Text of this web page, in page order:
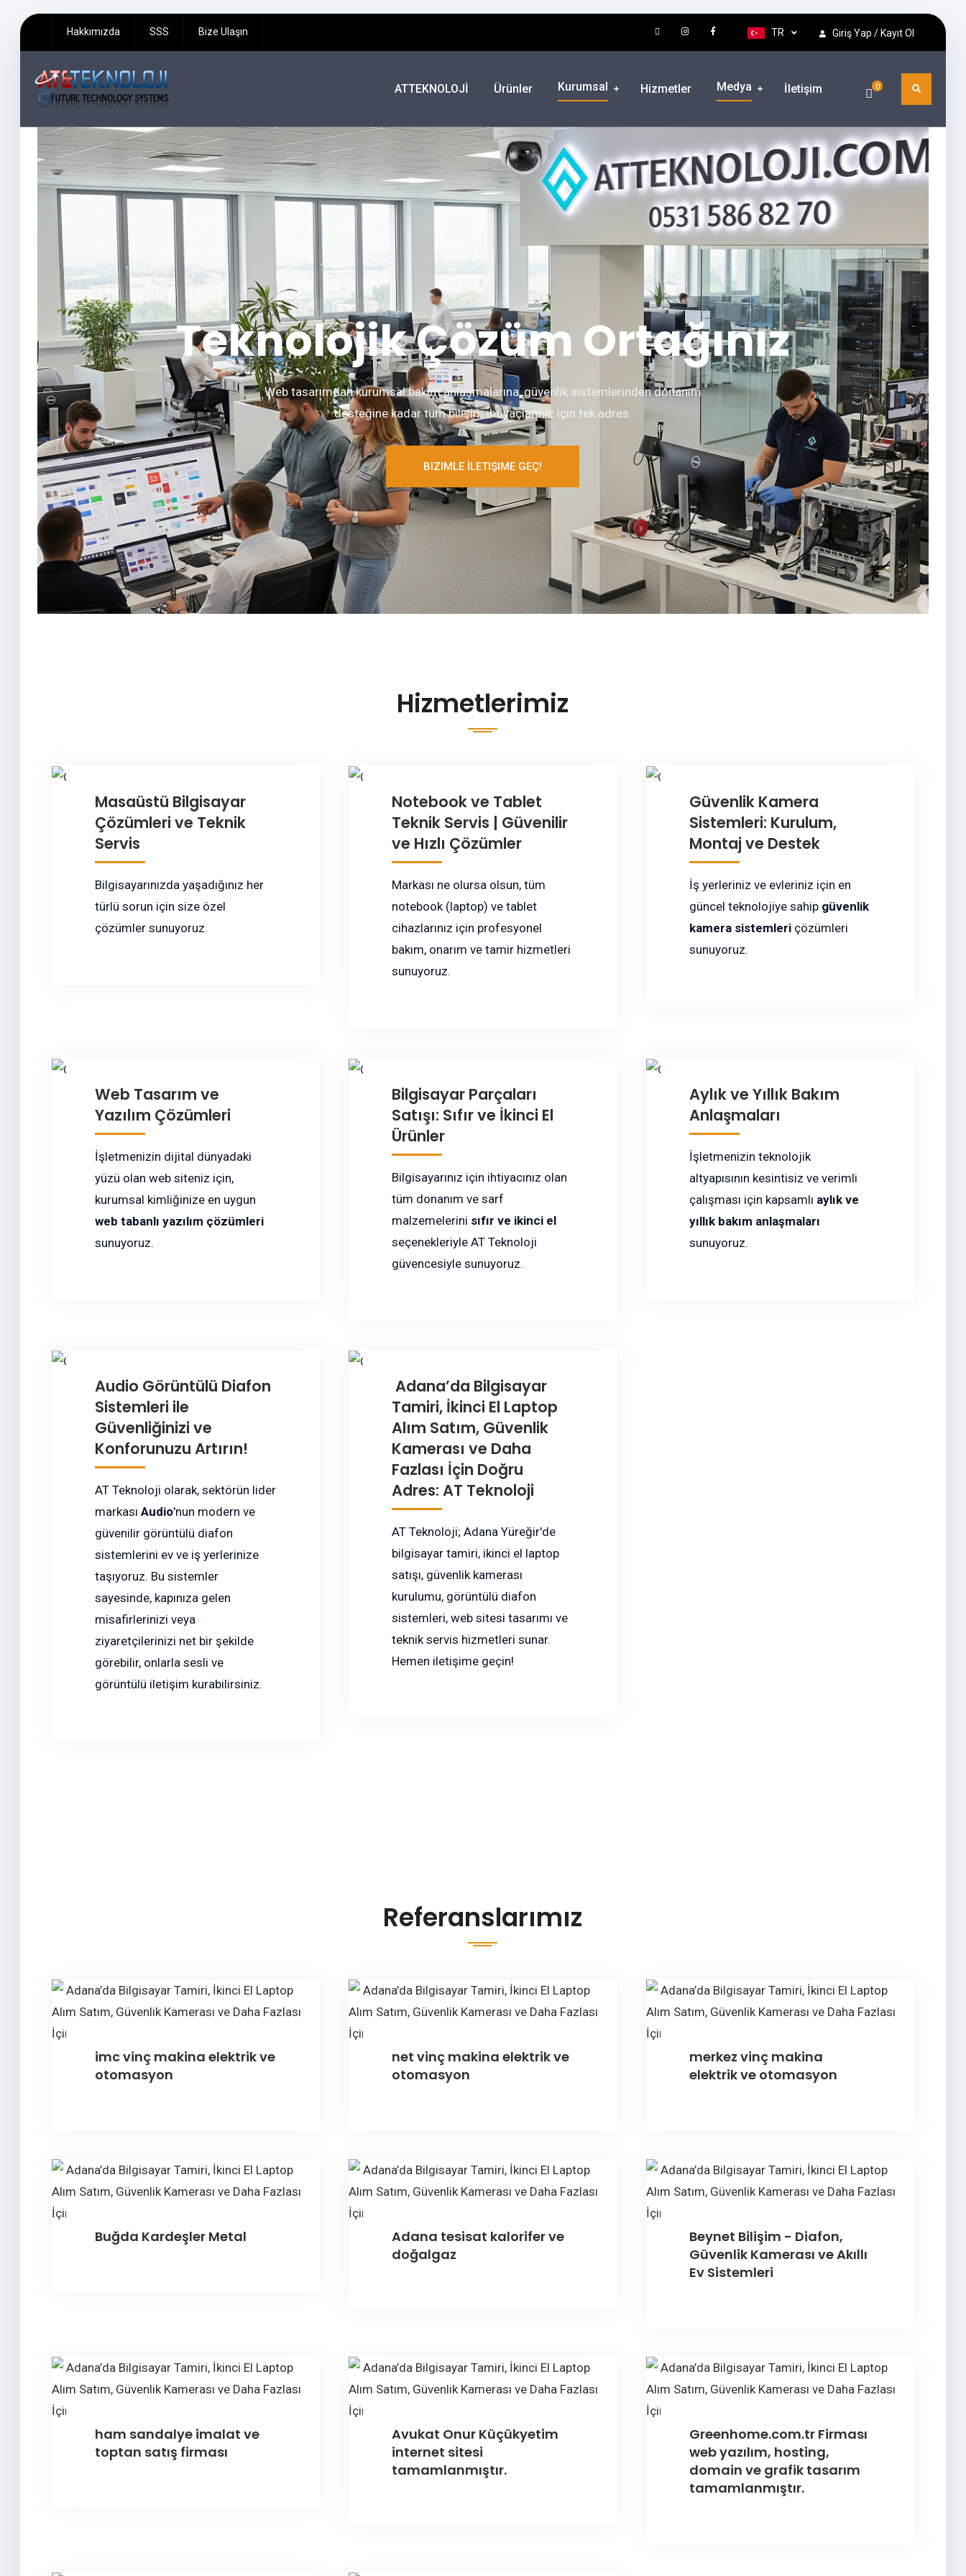
Hakkımızda SSS Bize Ulaşın TR Giriş Yap / Kayıt Ol
ATTEKNOLOJİ Ürünler Kurumsal Hizmetler Medya İletişim 0
Teknolojik Çözüm Ortağınız
Web tasarımdan kurumsal bakım anlaşmalarına, güvenlik sistemlerinden donanım
desteğine kadar tüm bilişim ihtiyaçlarınız için tek adres.
BIZIMLE İLETIŞIME GEÇ!
Hizmetlerimiz
Masaüstü Bilgisayar
Çözümleri ve Teknik
Servis
Bilgisayarınızda yaşadığınız her
türlü sorun için size özel
çözümler sunuyoruz.
Notebook ve Tablet
Teknik Servis | Güvenilir
ve Hızlı Çözümler
Markası ne olursa olsun, tüm
notebook (laptop) ve tablet
cihazlarınız için profesyonel
bakım, onarım ve tamir hizmetleri
sunuyoruz.
Güvenlik Kamera
Sistemleri: Kurulum,
Montaj ve Destek
İş yerleriniz ve evleriniz için en
güncel teknolojiye sahip güvenlik
kamera sistemleriçözümleri
sunuyoruz.
Web Tasarım ve
Yazılım Çözümleri
İşletmenizin dijital dünyadaki
yüzü olan web siteniz için,
kurumsal kimliğinize en uygun
web tabanlı yazılım çözümleri
sunuyoruz.
Bilgisayar Parçaları
Satışı: Sıfır ve İkinci El
Ürünler
Bilgisayarınız için ihtiyacınız olan
tüm donanım ve sarf
malzemelerini sıfır ve ikinci el
seçenekleriyle AT Teknoloji
güvencesiyle sunuyoruz.
Aylık ve Yıllık Bakım
Anlaşmaları
İşletmenizin teknolojik
altyapısının kesintisiz ve verimli
çalışması için kapsamlı aylık ve
yıllık bakım anlaşmaları
sunuyoruz.
Audio Görüntülü Diafon
Sistemleri ile
Güvenliğinizi ve
Konforunuzu Artırın!
AT Teknoloji olarak, sektörün lider
markası Audio'nun modern ve
güvenilir görüntülü diafon
sistemlerini ev ve iş yerlerinize
taşıyoruz. Bu sistemler
sayesinde, kapınıza gelen
misafirlerinizi veya
ziyaretçilerinizi net bir şekilde
görebilir, onlarla sesli ve
görüntülü iletişim kurabilirsiniz.
Adana’da Bilgisayar
Tamiri, İkinci El Laptop
Alım Satım, Güvenlik
Kamerası ve Daha
Fazlası İçin Doğru
Adres: AT Teknoloji
AT Teknoloji; Adana Yüreğir'de
bilgisayar tamiri, ikinci el laptop
satışı, güvenlik kamerası
kurulumu, görüntülü diafon
sistemleri, web sitesi tasarımı ve
teknik servis hizmetleri sunar.
Hemen iletişime geçin!
Referanslarımız
imc vinç makina elektrik ve
otomasyon
net vinç makina elektrik ve
otomasyon
merkez vinç makina
elektrik ve otomasyon
Buğda Kardeşler Metal
Adana tesisat kalorifer ve
doğalgaz
Beynet Bilişim - Diafon,
Güvenlik Kamerası ve Akıllı
Ev Sistemleri
ham sandalye imalat ve
toptan satış firması
Avukat Onur Küçükyetim
internet sitesi
tamamlanmıştır.
Greenhome.com.tr Firması
web yazılım, hosting,
domain ve grafik tasarım
tamamlanmıştır.